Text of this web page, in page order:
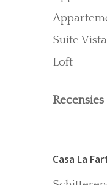
Suite Vista
Loft
Recensies
Casa La